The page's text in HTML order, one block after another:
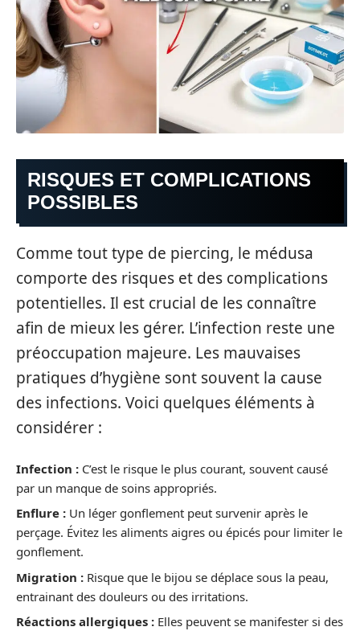
RISQUES ET COMPLICATIONS
POSSIBLES
Comme tout type de piercing, le médusa
comporte des risques et des complications
potentielles. Il est crucial de les connaître
afin de mieux les gérer. L’infection reste une
préoccupation majeure. Les mauvaises
pratiques d’hygiène sont souvent la cause
des infections. Voici quelques éléments à
considérer :
Infection : C’est le risque le plus courant, souvent causé
par un manque de soins appropriés.
Enflure : Un léger gonflement peut survenir après le
perçage. Évitez les aliments aigres ou épicés pour limiter le
gonflement.
Migration : Risque que le bijou se déplace sous la peau,
entrainant des douleurs ou des irritations.
Réactions allergiques : Elles peuvent se manifester si des